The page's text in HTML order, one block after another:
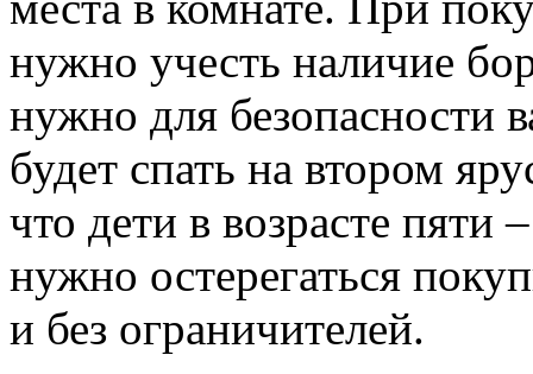
нужно учесть наличие
нужно для безопасности
будет спать на втором
что дети в возрасте пяти
нужно остерегаться
и без ограничителей.